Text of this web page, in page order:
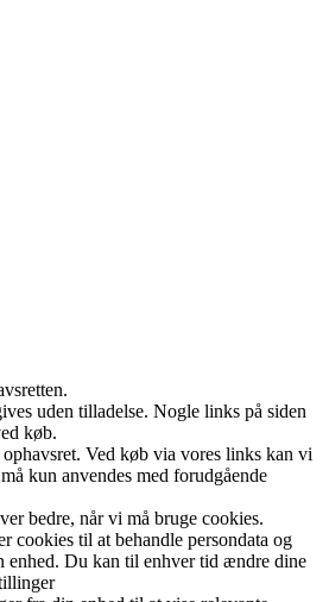
uden tilladelse. Nogle links på siden
køb.
Ved køb via vores links kan vi
kun anvendes med forudgående
bedre, når vi må bruge cookies.
cookies til at behandle persondata og
enhed. Du kan til enhver tid ændre dine